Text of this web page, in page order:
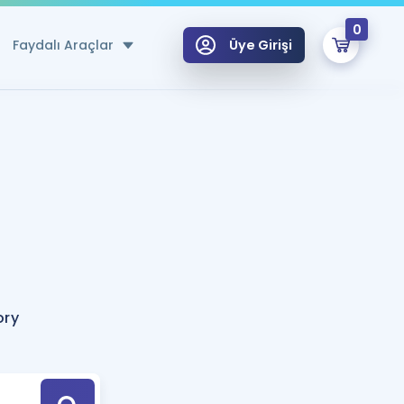
Faydalı Araçlar
Hesaplama Aracı
için Öneriler
Tek Takvimde
Üye Girişi
0
Hoca ile seni sınava hazırlayacak onlarca eğitim seni bekliyor!